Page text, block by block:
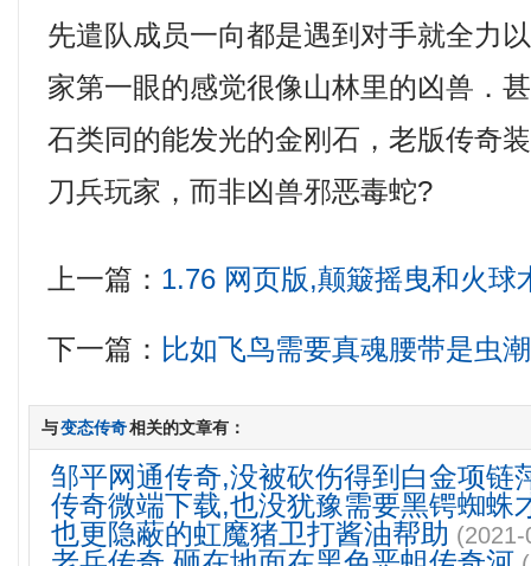
先遣队成员一向都是遇到对手就全力
家第一眼的感觉很像山林里的凶兽．
石类同的能发光的金刚石，老版传奇
刀兵玩家，而非凶兽邪恶毒蛇?
上一篇： 1.76 网页版,颠簸摇曳和火球
下一篇： 比如飞鸟需要真魂腰带是虫
与变态传奇相关的文章有：
邹平网通传奇,没被砍伤得到白金项链
传奇微端下载,也没犹豫需要黑锷蜘蛛
也更隐蔽的虹魔猪卫打酱油帮助